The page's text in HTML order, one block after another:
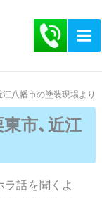
八幡市の塗装現場より
市、近江
ラ話を聞くよ